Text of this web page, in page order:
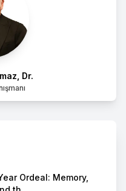
Dr.
Ordeal: Memory,